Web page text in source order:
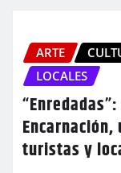
ARTE
LOCALES
turistas y